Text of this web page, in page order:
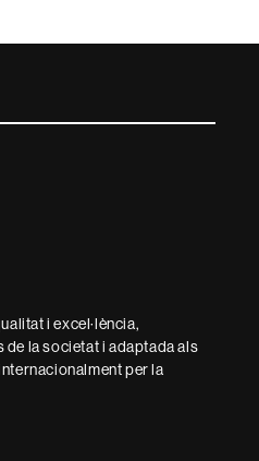
i excel·lència,
la societat i adaptada als
per la